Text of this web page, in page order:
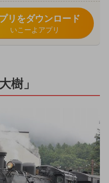
リをダウンロード
いこーよアプリ
樹」